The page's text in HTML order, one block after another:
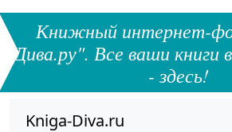
Книжный интернет-
Дива.ру". Все ваши книги
- здесь!
Kniga-Diva.ru